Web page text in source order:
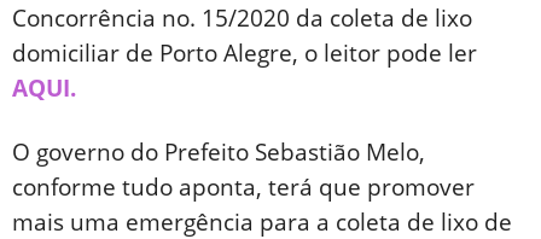
Concorrência no. 15/2020 da coleta de lixo
domiciliar de Porto Alegre, o leitor pode ler
AQUI.
O governo do Prefeito Sebastião Melo,
conforme tudo aponta, terá que promover
mais uma emergência para a coleta de lixo de